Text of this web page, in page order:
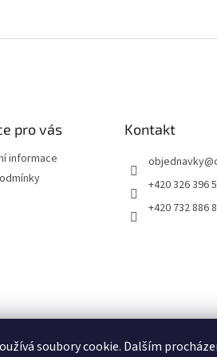
soubory cookie. Dalším
pro vás
informace
Kontakt
objednavky@
+420 326 396
+420 732 886